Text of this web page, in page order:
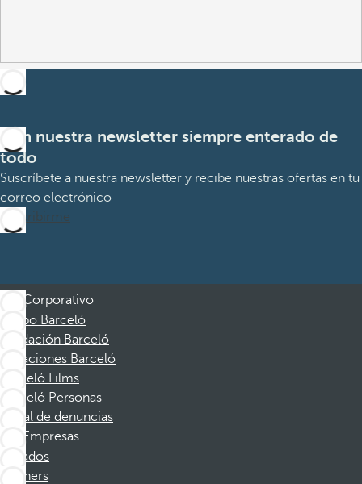
Con nuestra newsletter siempre enterado de
todo
Suscríbete a nuestra newsletter y recibe nuestras ofertas en tu
correo electrónico
Suscribirme
Corporativo
Grupo Barceló
Fundación Barceló
Vacaciones Barceló
Barceló Films
Barceló Personas
Canal de denuncias
Empresas
Afiliados
Partners